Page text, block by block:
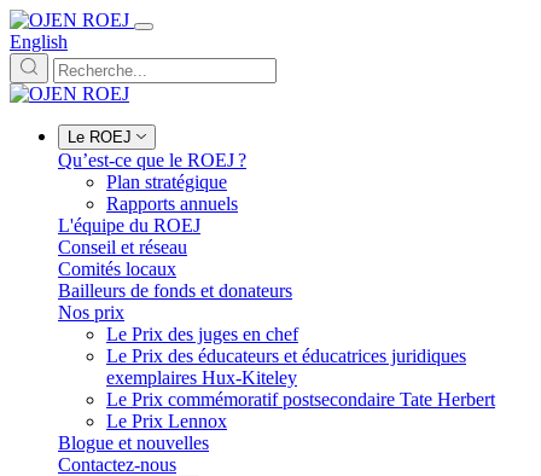
English
Le ROEJ
Qu’est-ce que le ROEJ ?
Plan stratégique
Rapports annuels
L'équipe du ROEJ
Conseil et réseau
Comités locaux
Bailleurs de fonds et donateurs
Nos prix
Le Prix des juges en chef
Le Prix des éducateurs et éducatrices juridiques
exemplaires Hux-Kiteley
Le Prix commémoratif postsecondaire Tate Herbert
Le Prix Lennox
Blogue et nouvelles
Contactez-nous